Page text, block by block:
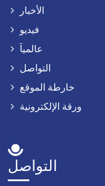
الأخبار
فيديو
عالمياَ
التواصل
خارطة الموقع
ورقة الإلكترونية
التواصل